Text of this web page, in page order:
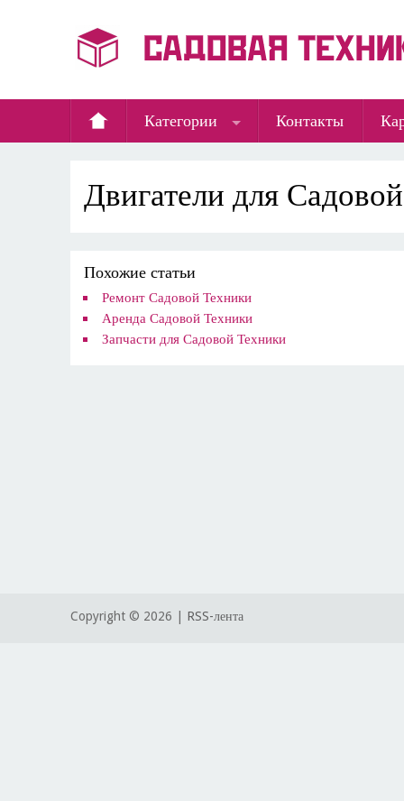
Категории Контакты
Двигатели для
Похожие статьи
Ремонт Садовой Техники
Аренда Садовой Техники
Запчасти для Садовой Техники
Copyright © 2026 | RSS-лента